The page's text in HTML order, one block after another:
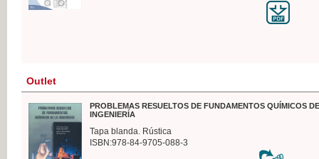
Outlet
PROBLEMAS RESUELTOS DE FUNDAMENTOS QUÍMICOS
INGENIERÍA
Tapa blanda. Rústica
ISBN:978-84-9705-088-3